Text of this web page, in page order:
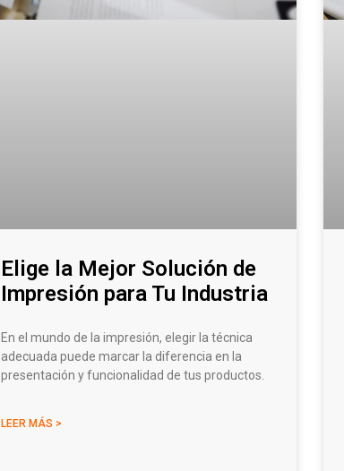
Elige la Mejor Solución de
Impresión para Tu Industria
En el mundo de la impresión, elegir la técnica
adecuada puede marcar la diferencia en la
presentación y funcionalidad de tus productos.
LEER MÁS >